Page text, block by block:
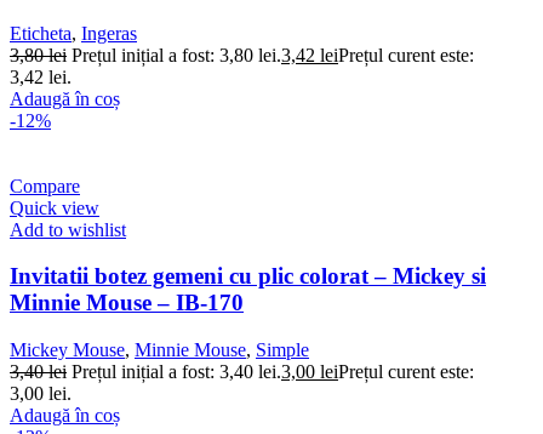
Eticheta, Ingeras
3,80lei Prețul inițial a fost: 3,80 lei.3,42 leiPrețul curent este:
3,42 lei.
Adaugă în coș
-12%
Compare
Quick view
Add to wishlist
Invitatii botez gemeni cu plic colorat – Mickey si
Minnie Mouse – IB-170
Mickey Mouse, Minnie Mouse, Simple
3,40lei Prețul inițial a fost: 3,40 lei.3,00 leiPrețul curent este:
3,00 lei.
Adaugă în coș